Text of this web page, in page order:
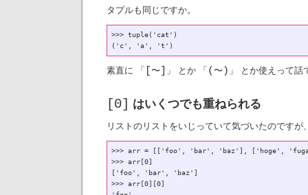
タプルも同じですか。
>>> tuple('cat')
素直に 〜 とか ( 〜 ) とか使えって話
[0] はいくつでも重ねられる
リストのリストをいじっていて気づいたのですが
>>> arr = [['foo', 'bar', 'baz'], ['hoge',
>>> arr[0]
['foo', 'bar', 'baz']
>>> arr[0][0]